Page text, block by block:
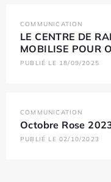
COMMUNICATION
LE CENTRE DE
MOBILISE POUR
PUBLIÉ LE 18/09/2025
COMMUNICATION
Octobre Rose
PUBLIÉ LE 02/10/2023